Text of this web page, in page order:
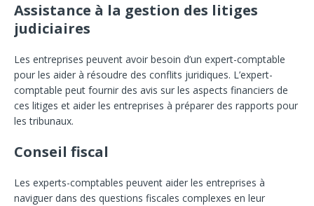
Assistance à la gestion des litiges
judiciaires
Les entreprises peuvent avoir besoin d’un expert-comptable
pour les aider à résoudre des conflits juridiques. L’expert-
comptable peut fournir des avis sur les aspects financiers de
ces litiges et aider les entreprises à préparer des rapports pour
les tribunaux.
Conseil fiscal
Les experts-comptables peuvent aider les entreprises à
naviguer dans des questions fiscales complexes en leur